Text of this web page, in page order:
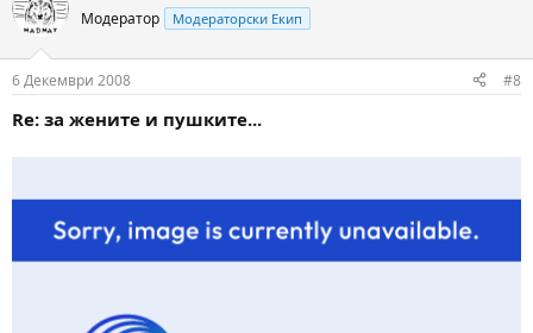
Модератор Модераторски Екип
6 Декември 2008 #8
Re: за жените и пушките...